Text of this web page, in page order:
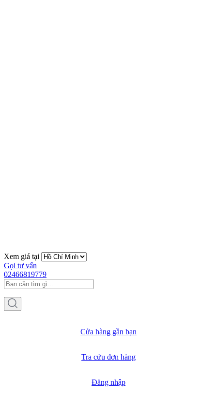
Xem giá tại
Gọi tư vấn
02466819779
Cửa hàng gần bạn
Tra cứu đơn hàng
Đăng nhập